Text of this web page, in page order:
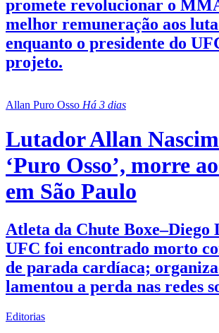
promete revolucionar o
melhor remuneração aos
enquanto o presidente do
projeto.
Allan Puro Osso Há 3 dias
Lutador Allan
‘Puro Osso’, morre
em São Paulo
Atleta da Chute Boxe–Diego
UFC foi encontrado morto
de parada cardíaca;
lamentou a perda nas redes
Editorias